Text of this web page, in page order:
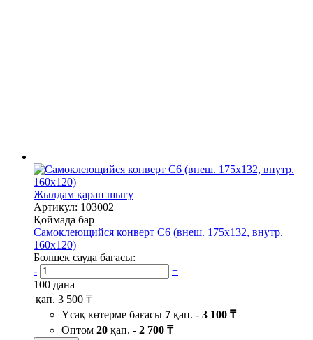
Жылдам қарап шығу
Артикул: 103002
Қоймада бар
Самоклеющийся конверт С6 (внеш. 175х132, внутр.
160х120)
Бөлшек сауда бағасы:
-
+
100 дана
қап. 3 500 ₸
Ұсақ көтерме бағасы 7 қап. - 3 100 ₸
Оптом 20 қап. - 2 700 ₸